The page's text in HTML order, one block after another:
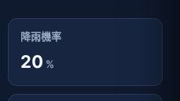
降雨機率
20 %